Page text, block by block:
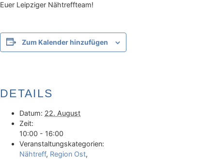
Euer Leipziger Nähtreffteam!
Zum Kalender hinzufügen
DETAILS
Datum: 22. August
Zeit:
10:00 - 16:00
Veranstaltungskategorien:
Nähtreff, Region Ost,